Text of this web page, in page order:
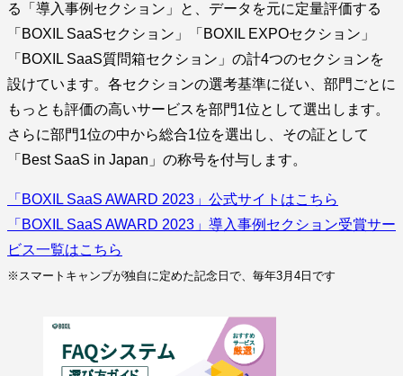
る「導入事例セクション」と、データを元に定量評価する
「BOXIL SaaSセクション」「BOXIL EXPOセクション」
「BOXIL SaaS質問箱セクション」の計4つのセクションを
設けています。各セクションの選考基準に従い、部門ごとに
もっとも評価の高いサービスを部門1位として選出します。
さらに部門1位の中から総合1位を選出し、その証として
「Best SaaS in Japan」の称号を付与します。
「BOXIL SaaS AWARD 2023」公式サイトはこちら
「BOXIL SaaS AWARD 2023」導入事例セクション受賞サー
ビス一覧はこちら
※スマートキャンプが独自に定めた記念日で、毎年3月4日です